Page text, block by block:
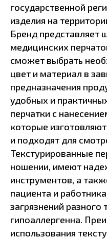
государственной
изделия на
Бренд представляет
медицинских
сможет выбрать
цвет и материал в
предназначения
удобных и
перчатки с
которые
и подходят для
Текстурированные
ношении, имеют
инструментов, а
пациента и
загрязнений разного
гипоаллергенна.
использования